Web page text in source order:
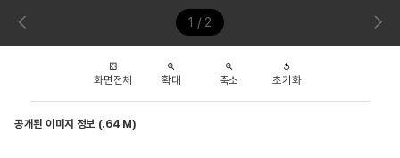
1 / 2
화면전체 확대 축소 초기화
공개된 이미지 정보 (.64 M)